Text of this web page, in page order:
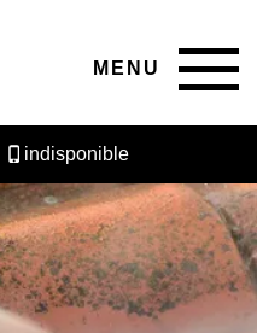
MENU
indisponible